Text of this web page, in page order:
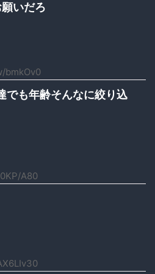
いだろ
bmkOv0
でも年齢そんなに絞り込
A80